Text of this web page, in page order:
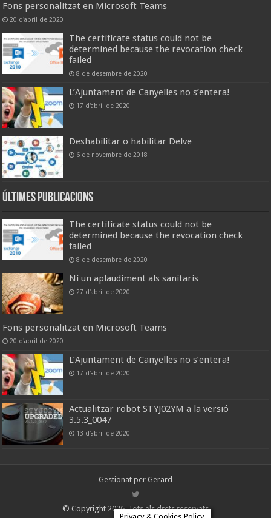
Fons personalitzat en Microsoft Teams
20 d'abril de 2020
The certificate status could not be
determined because the revocation check
failed
8 de desembre de 2020
L’Ajuntament de Canyelles no s’entera!
17 d'abril de 2020
Deshabilitar o habilitar Delve
6 de novembre de 2018
Últimes publicacions
The certificate status could not be
determined because the revocation check
failed
8 de desembre de 2020
Ni un aplaudiment als sanitaris
27 d'abril de 2020
Fons personalitzat en Microsoft Teams
20 d'abril de 2020
L’Ajuntament de Canyelles no s’entera!
17 d'abril de 2020
Actualitzar robot STYJ02YM a la versió
3.5.3_0047
13 d'abril de 2020
Gestionat per Gerard
© Copyright 2026, Tots els drets reservats